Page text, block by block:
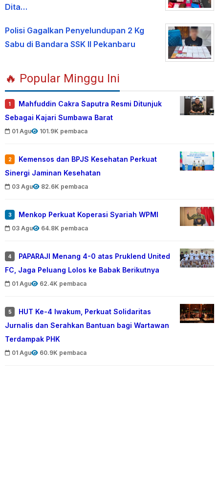
Dita…
Polisi Gagalkan Penyelundupan 2 Kg
Sabu di Bandara SSK II Pekanbaru
🔥 Popular Minggu Ini
1
Mahfuddin Cakra Saputra Resmi Ditunjuk
Sebagai Kajari Sumbawa Barat
01 Agu 101.9K pembaca
2
Kemensos dan BPJS Kesehatan Perkuat
Sinergi Jaminan Kesehatan
03 Agu 82.6K pembaca
3 Menkop Perkuat Koperasi Syariah WPMI
03 Agu 64.8K pembaca
4
PAPARAJI Menang 4-0 atas Pruklend United
FC, Jaga Peluang Lolos ke Babak Berikutnya
01 Agu 62.4K pembaca
5
HUT Ke-4 Iwakum, Perkuat Solidaritas
Jurnalis dan Serahkan Bantuan bagi Wartawan
Terdampak PHK
01 Agu 60.9K pembaca